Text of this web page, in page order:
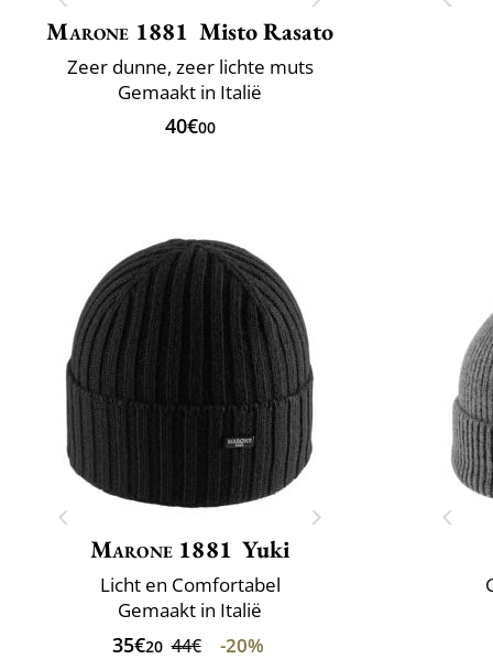
Marone 1881 Misto Rasato
Zeer dunne, zeer lichte muts
Gemaakt in Italië
40€00
Marone 1881 Yuki
Licht en Comfortabel
Gemaakt in Italië
35€20 44€ -20%